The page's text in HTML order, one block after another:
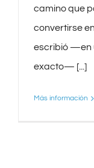
camino que
convertirse
escribió —en
exacto— [...]
Más información